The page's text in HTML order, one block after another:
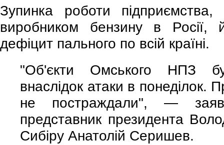
Зупинка роботи
виробником бензину в Росії,
дефіцит пального по всій країні.
"Об'єкти Омського НПЗ
внаслідок атаки в понеділок.
не постраждали", —
представник президента
Сибіру Анатолій Серишев.